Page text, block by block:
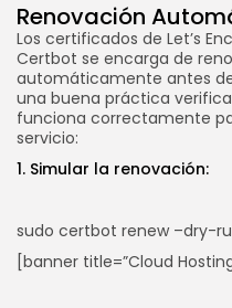
Renovación
Los certificados de Let’s
Certbot se encarga de
automáticamente antes
una buena práctica
funciona correctamente
servicio:
1. Simular la renovación:
sudo certbot renew –dry-
[banner title=”Cloud